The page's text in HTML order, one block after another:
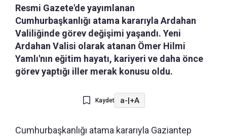
Resmi Gazete'de yayımlanan
Cumhurbaşkanlığı atama kararıyla Ardahan
Valiliğinde görev değişimi yaşandı. Yeni
Ardahan Valisi olarak atanan Ömer Hilmi
Yamlı'nın eğitim hayatı, kariyeri ve daha önce
görev yaptığı iller merak konusu oldu.
Kaydet a-|+A
Cumhurbaşkanlığı atama kararıyla Gaziantep